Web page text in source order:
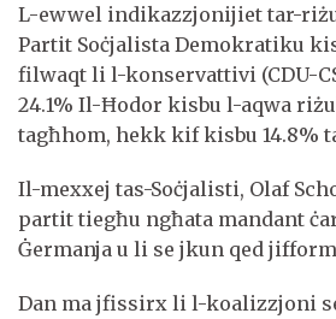
L-ewwel indikazzjonijiet tar-
Partit Soċjalista Demokratiku
filwaqt li l-konservattivi (CDU-
24.1% Il-Ħodor kisbu l-aqwa
tagħhom, hekk kif kisbu 14.8%
Il-mexxej tas-Soċjalisti, Olaf
partit tiegħu ngħata mandant
Ġermanja u li se jkun qed
Dan ma jfissirx li l-koalizzjoni